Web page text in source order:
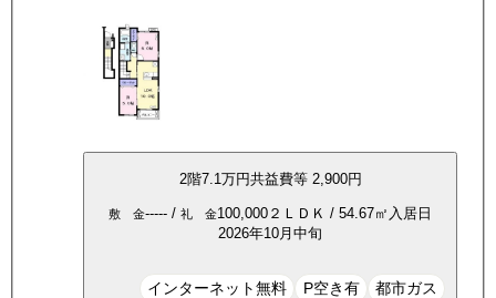
2階7.1万円共益費等 2,900円
敷 金----- / 礼 金100,000 ２ＬＤＫ / 54.67㎡ 入居日
2026年10月中旬
インターネット無料 P空き有 都市ガス